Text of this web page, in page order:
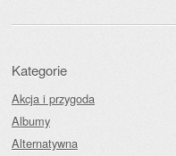
Kategorie
Akcja i przygoda
Albumy
Alternatywna